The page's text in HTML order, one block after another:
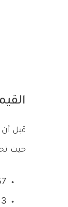
قبل
حيث
57 سعر
3 جرام من الدهون.